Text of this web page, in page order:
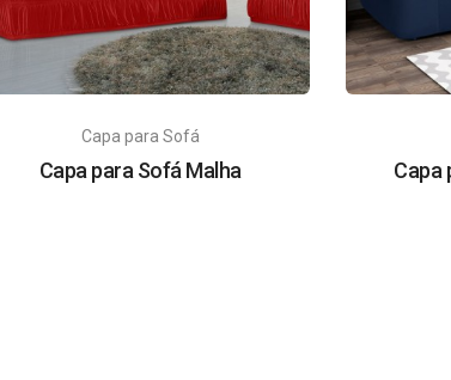
Capa para Sofá
Capa para Sofá Malha Capa